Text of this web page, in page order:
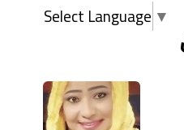
Select Language ▼